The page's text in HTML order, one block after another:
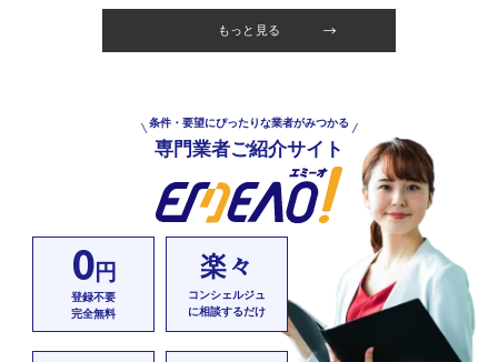
もっと見る
条件・要望にぴったりな業者がみつかる
専門業者ご紹介サイト
0円
登録不要
完全無料
楽々
コンシェルジュ
に相談するだけ